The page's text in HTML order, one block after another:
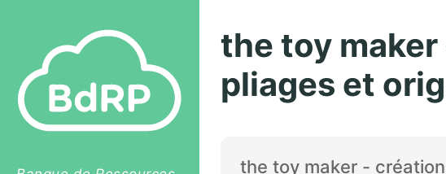
the toy
pliages et
the toy maker -